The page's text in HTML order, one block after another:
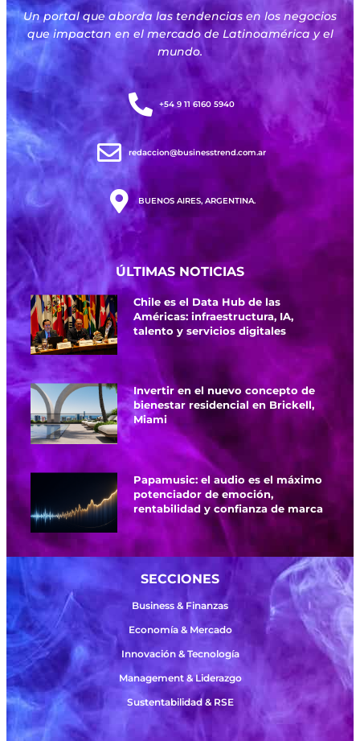
Un portal que aborda las tendencias en los negocios
que impactan en el mercado de Latinoamérica y el
mundo.
+54 9 11 6160 5940
redaccion@businesstrend.com.ar
BUENOS AIRES, ARGENTINA.
ÚLTIMAS NOTICIAS
Chile es el Data Hub de las
Américas: infraestructura, IA,
talento y servicios digitales
Invertir en el nuevo concepto de
bienestar residencial en Brickell,
Miami
Papamusic: el audio es el máximo
potenciador de emoción,
rentabilidad y confianza de marca
SECCIONES
Business & Finanzas
Economía & Mercado
Innovación & Tecnología
Management & Liderazgo
Sustentabilidad & RSE